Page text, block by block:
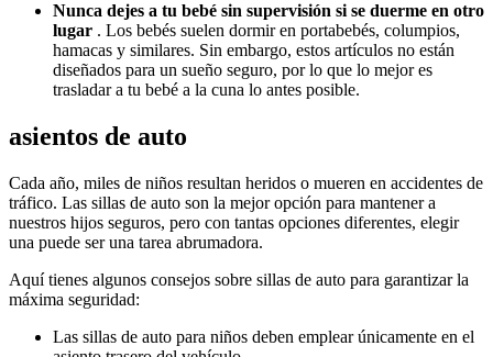
Nunca dejes a tu bebé sin supervisión si se duerme en otro
lugar . Los bebés suelen dormir en portabebés, columpios,
hamacas y similares. Sin embargo, estos artículos no están
diseñados para un sueño seguro, por lo que lo mejor es
trasladar a tu bebé a la cuna lo antes posible.
asientos de auto
Cada año, miles de niños resultan heridos o mueren en accidentes de
tráfico. Las sillas de auto son la mejor opción para mantener a
nuestros hijos seguros, pero con tantas opciones diferentes, elegir
una puede ser una tarea abrumadora.
Aquí tienes algunos consejos sobre sillas de auto para garantizar la
máxima seguridad:
Las sillas de auto para niños deben emplear únicamente en el